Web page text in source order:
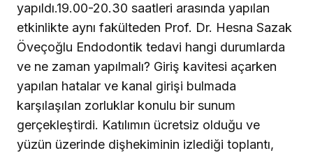
yapıldı.19.00-20.30 saatleri arasında yapılan
etkinlikte aynı fakülteden Prof. Dr. Hesna Sazak
Öveçoğlu Endodontik tedavi hangi durumlarda
ve ne zaman yapılmalı? Giriş kavitesi açarken
yapılan hatalar ve kanal girişi bulmada
karşılaşılan zorluklar konulu bir sunum
gerçekleştirdi. Katılımın ücretsiz olduğu ve
yüzün üzerinde dişhekiminin izlediği toplantı,